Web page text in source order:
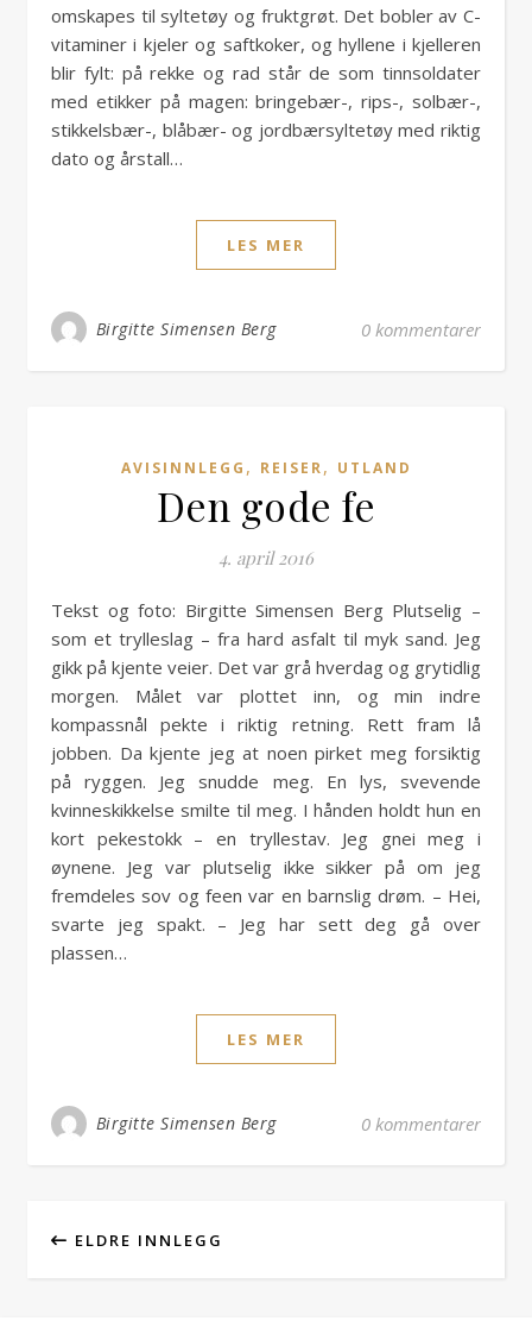
omskapes til syltetøy og fruktgrøt. Det bobler av C-
vitaminer i kjeler og saftkoker, og hyllene i kjelleren
blir fylt: på rekke og rad står de som tinnsoldater
med etikker på magen: bringebær-, rips-, solbær-,
stikkelsbær-, blåbær- og jordbærsyltetøy med riktig
dato og årstall…
LES MER
Birgitte Simensen Berg 0 kommentarer
AVISINNLEGG , REISER, UTLAND
Den gode fe
4. april 2016
Tekst og foto: Birgitte Simensen Berg Plutselig –
som et trylleslag – fra hard asfalt til myk sand. Jeg
gikk på kjente veier. Det var grå hverdag og grytidlig
morgen. Målet var plottet inn, og min indre
kompassnål pekte i riktig retning. Rett fram lå
jobben. Da kjente jeg at noen pirket meg forsiktig
på ryggen. Jeg snudde meg. En lys, svevende
kvinneskikkelse smilte til meg. I hånden holdt hun en
kort pekestokk – en tryllestav. Jeg gnei meg i
øynene. Jeg var plutselig ikke sikker på om jeg
fremdeles sov og feen var en barnslig drøm. – Hei,
svarte jeg spakt. – Jeg har sett deg gå over
plassen…
LES MER
Birgitte Simensen Berg 0 kommentarer
ELDRE INNLEGG